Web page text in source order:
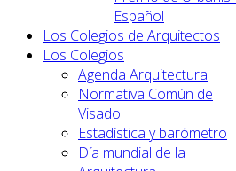
Español
Los Colegios de Arquitectos
Los Colegios
Agenda Arquitectura
Normativa Común de
Visado
Estadística y barómetro
Día mundial de la